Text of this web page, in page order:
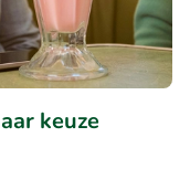
keuze